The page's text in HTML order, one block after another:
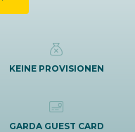
KEINE PROVISIONEN
GARDA GUEST CARD